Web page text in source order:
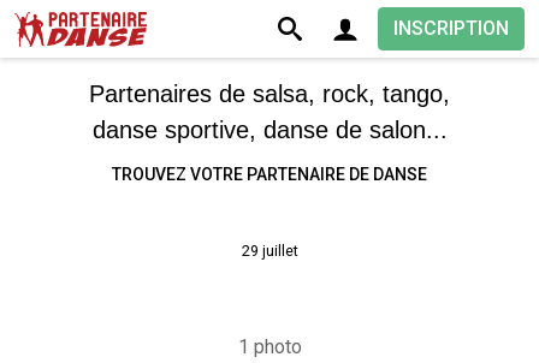
INSCRIPTION
Partenaires de salsa, rock, tango,
danse sportive, danse de salon...
TROUVEZ VOTRE PARTENAIRE DE DANSE
29 juillet
1 photo